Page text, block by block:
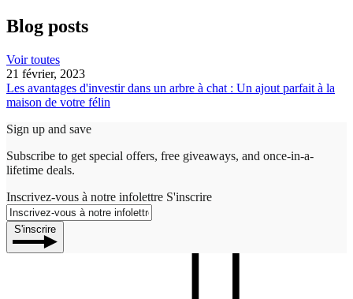
Blog posts
Voir toutes
21 février, 2023
Les avantages d'investir dans un arbre à chat : Un ajout parfait à la
maison de votre félin
Sign up and save
Subscribe to get special offers, free giveaways, and once-in-a-
lifetime deals.
Inscrivez-vous à notre infolettre S'inscrire
S'inscrire